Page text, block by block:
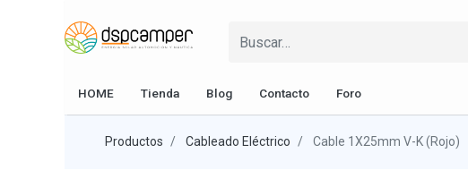
HOME Tienda Blog Contacto Foro
Productos Cableado Eléctrico Cable 1X25mm V-K (Rojo)